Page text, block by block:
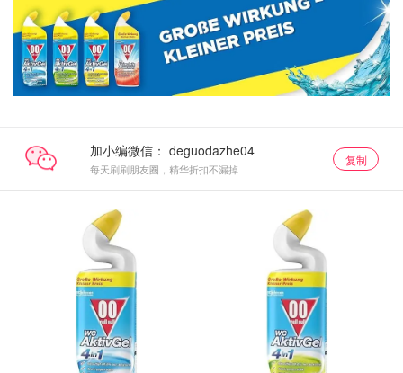
加小编微信：
每天刷刷朋友圈，精华折扣不漏掉
复制